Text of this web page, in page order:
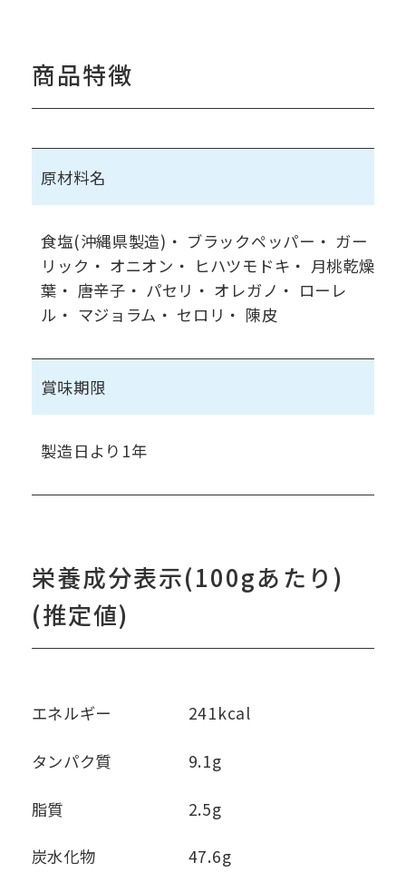
商品特徴
原材料名
食塩(沖縄県製造)・ ブラックペッパー・ ガー
リック・ オニオン・ ヒハツモドキ・ 月桃乾燥
葉・ 唐辛子・ パセリ・ オレガノ・ ローレ
ル・ マジョラム・ セロリ・ 陳皮
賞味期限
製造日より1年
栄養成分表示(100gあたり)
(推定値)
エネルギー 241kcal
タンパク質 9.1g
脂質 2.5g
炭水化物 47.6g